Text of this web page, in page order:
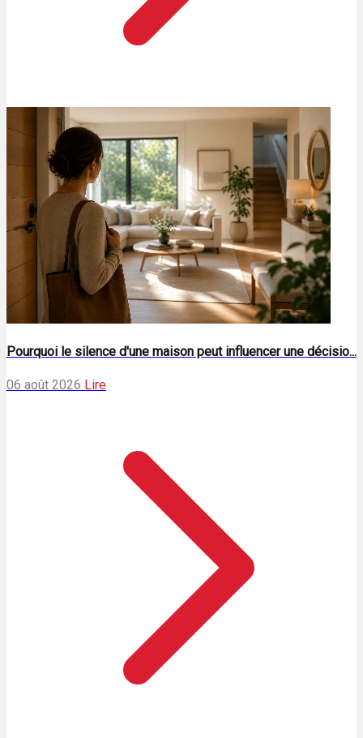
Pourquoi le silence d'une maison peut influencer une décisio...
06 août 2026 Lire